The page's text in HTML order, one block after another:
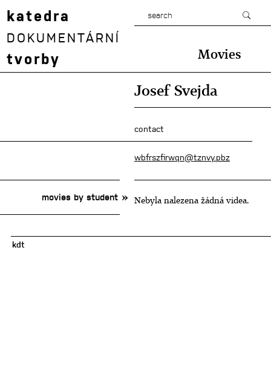
katedra
DOKUMENTÁRNÍ
tvorby Movies
Josef Svejda
contact
wbfrszfirwqn@tznvy.pbz
movies by student Nebyla nalezena žádná videa.
kdt